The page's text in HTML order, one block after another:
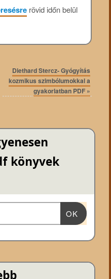
rövid időn belül
Diethard Stercz- Gyógyítás
kozmikus szimbólumokkal a
gyakorlatban PDF »
könyvek
OK